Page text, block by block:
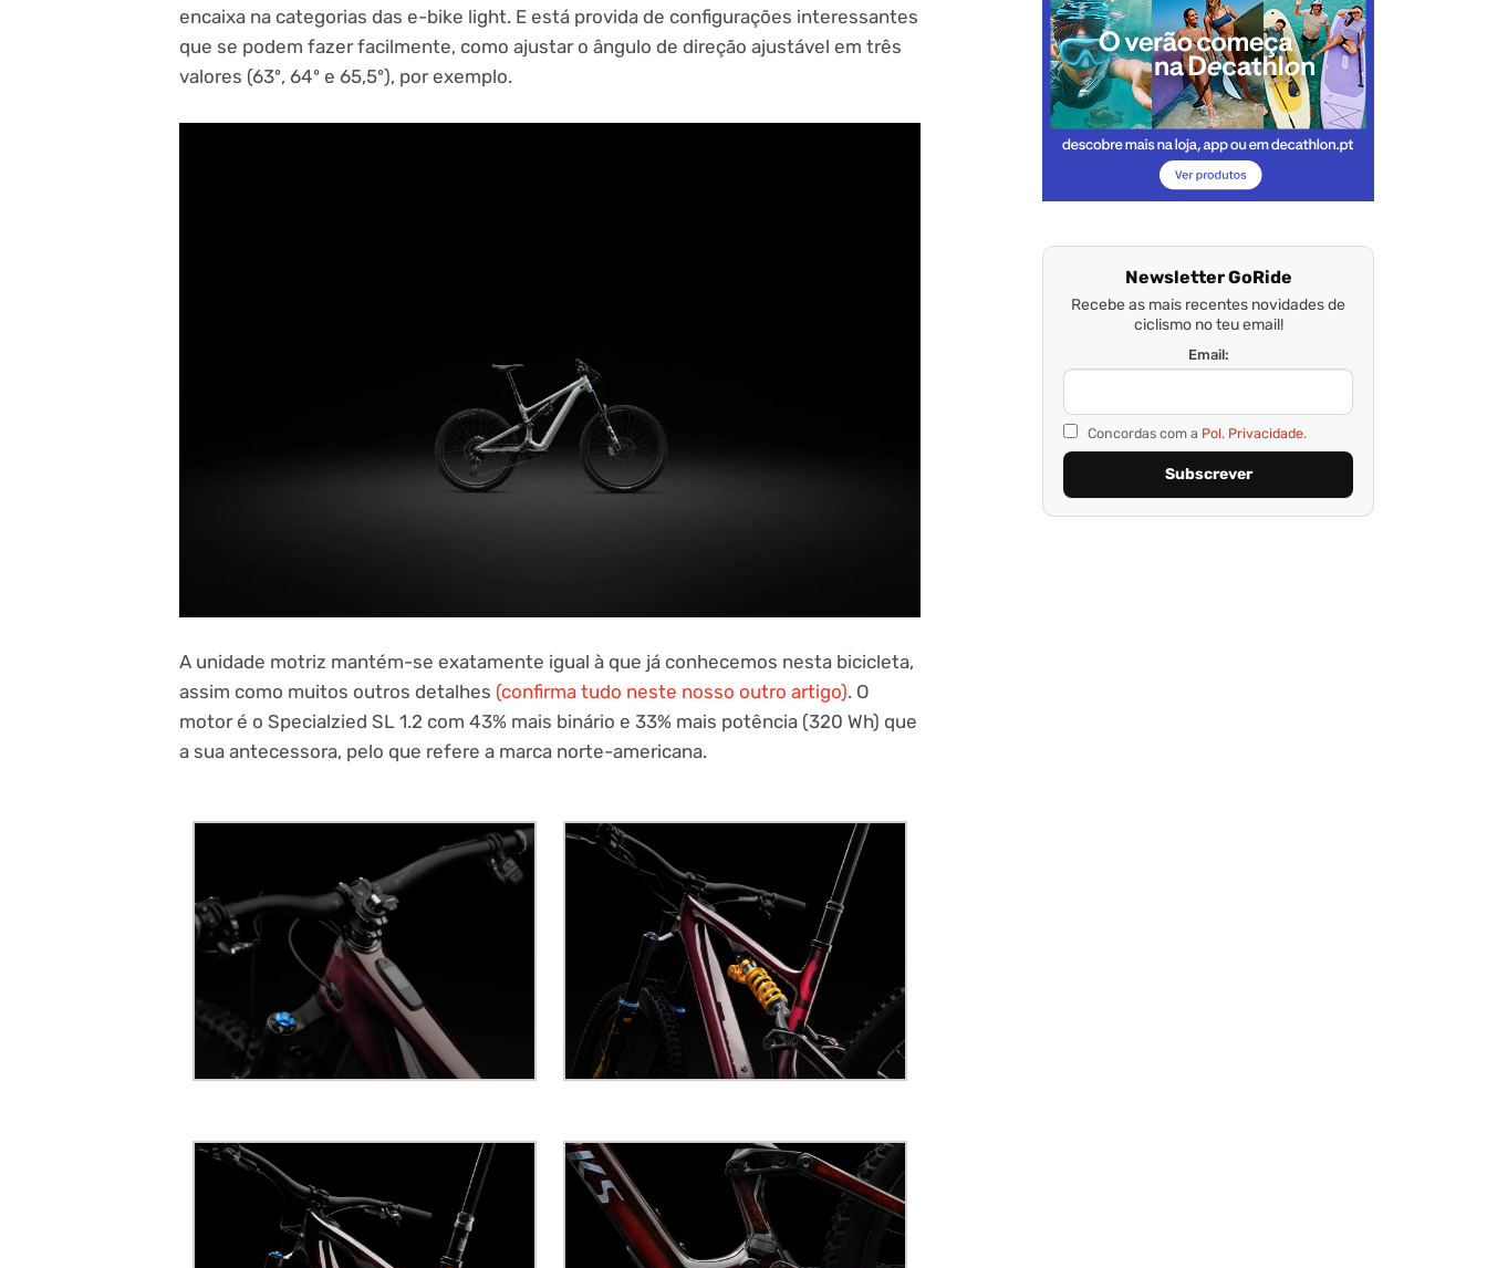
encaixa na categorias das e-bike light. E está provida de configurações interessantes
que se podem fazer facilmente, como ajustar o ângulo de direção ajustável em três
valores (63º, 64º e 65,5º), por exemplo.
A unidade motriz mantém-se exatamente igual à que já conhecemos nesta bicicleta,
assim como muitos outros detalhes (confirma tudo neste nosso outro artigo). O
motor é o Specialzied SL 1.2 com 43% mais binário e 33% mais potência (320 Wh) que
a sua antecessora, pelo que refere a marca norte-americana.
Newsletter GoRide
Recebe as mais recentes novidades de
ciclismo no teu email!
Email:
Concordas com a Pol. Privacidade.